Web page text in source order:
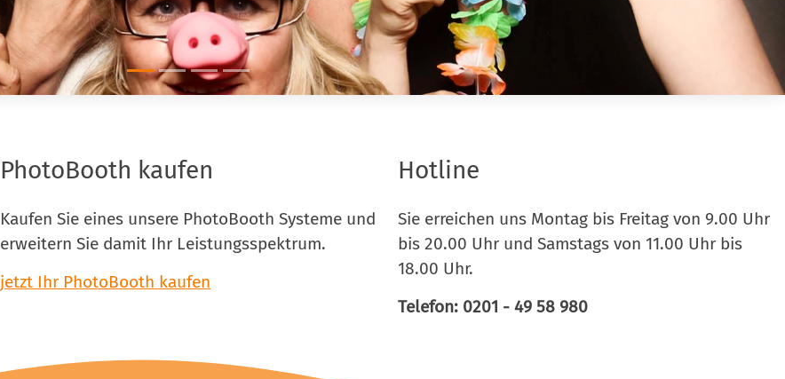
PhotoBooth kaufen
Kaufen Sie eines unsere PhotoBooth Systeme und
erweitern Sie damit Ihr Leistungsspektrum.
jetzt Ihr PhotoBooth kaufen
Hotline
Sie erreichen uns Montag bis Freitag von 9.00 Uhr
bis 20.00 Uhr und Samstags von 11.00 Uhr bis
18.00 Uhr.
Telefon: 0201 - 49 58 980